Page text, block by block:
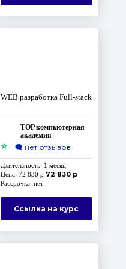
WEB разработка Full-stack
TOP компьютерная
академия
⭐ 🗨️ нет отзывов
Длительность: 1 месяц
Цена: 72 830 р 72 830 р
Рассрочка: нет
Ссылка на курс